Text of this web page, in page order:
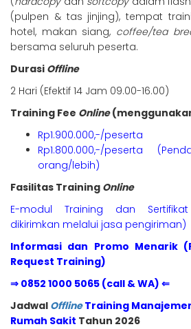
(pulpen & tas jinjing), tempat
hotel, makan siang, coffee/tea
bersama seluruh peserta.
Durasi Offline
2 Hari (Efektif 14 Jam 09.00-16.00)
Training Fee Online
Rp1.900.000,-/peserta
Rp1.800.000,-/peserta
orang/lebih)
Fasilitas Training Online
E-modul Training dan
dikirimkan melalui jasa pengiriman)
Informasi dan Promo Menarik
Request Training)
⇒ 0852 1000 5065 (call & WA) ⇐
Jadwal Offline Training
Rumah Sakit Tahun 2026